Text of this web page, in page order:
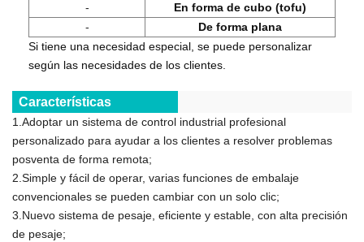
-
En forma de cubo (tofu)
-
De forma plana
Si tiene una necesidad especial, se puede personalizar
según las necesidades de los clientes.
Características
1.Adoptar un sistema de control industrial profesional
personalizado para ayudar a los clientes a resolver problemas
posventa de forma remota;
2.Simple y fácil de operar, varias funciones de embalaje
convencionales se pueden cambiar con un solo clic;
3.Nuevo sistema de pesaje, eficiente y estable, con alta precisión
de pesaje;